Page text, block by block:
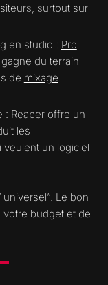
surtout sur
en studio : Pro
du terrain
de mixage
: Reaperoffre un
les
un logiciel
universel”. Le bon
budget et de